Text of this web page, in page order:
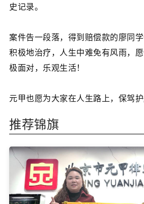
史记录。
案件告一段落，得到赔偿款的廖同
积极地治疗，人生中难免有风雨，
极面对，乐观生活！
元甲也愿为大家在人生路上，保驾护
推荐锦旗